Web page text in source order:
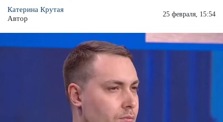
Катерина Крутая
Автор
25 февраля, 15:54